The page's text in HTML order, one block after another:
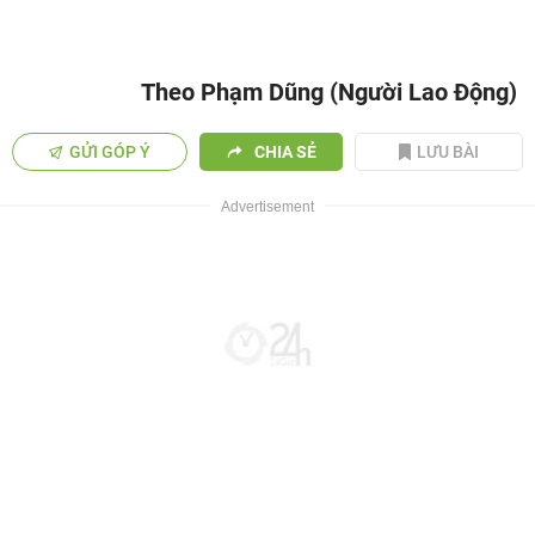
Theo Phạm Dũng (Người Lao Động)
GỬI GÓP Ý CHIA SẺ LƯU BÀI